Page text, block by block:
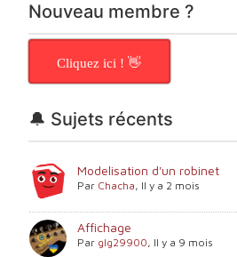
Nouveau membre ?
Cliquez ici ! 👋
🔔 Sujets récents
Modelisation d'un robinet
Par Chacha, Il y a 2 mois
Affichage
Par glg29900, Il y a 9 mois